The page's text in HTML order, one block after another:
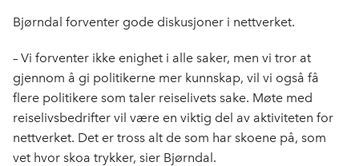
Bjørndal forventer gode diskusjoner i nettverket.
– Vi forventer ikke enighet i alle saker, men vi tror at
gjennom å gi politikerne mer kunnskap, vil vi også få
flere politikere som taler reiselivets sake. Møte med
reiselivsbedrifter vil være en viktig del av aktiviteten for
nettverket. Det er tross alt de som har skoene på, som
vet hvor skoa trykker, sier Bjørndal.